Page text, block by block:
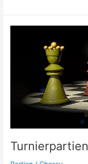
Berlin
Turnierpartien